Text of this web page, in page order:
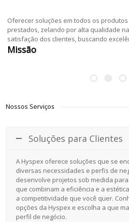
Oferecer soluções em todos os
prestados, zelando por alta qualidade
satisfação dos clientes, buscando
Missão
Nossos Serviços
Soluções para Clientes
A Hyspex oferece soluções que se
diversas necessidades e perfis de
desenvolve projetos sob medida
que combinam a eficiência e a
a competitividade que você quer.
opções da Hyspex e escolha a que
perfil de negócio.